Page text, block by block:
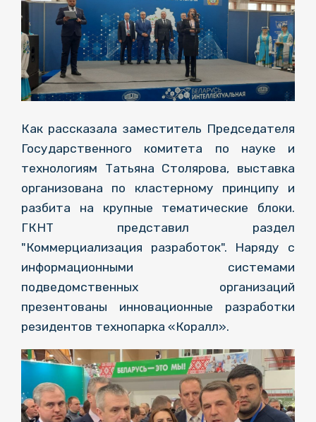
Как рассказала заместитель Председателя
Государственного комитета по науке и
технологиям Татьяна Столярова, выставка
организована по кластерному принципу и
разбита на крупные тематические блоки.
ГКНТ представил раздел
"Коммерциализация разработок". Наряду с
информационными системами
подведомственных организаций
презентованы инновационные разработки
резидентов технопарка «Коралл».